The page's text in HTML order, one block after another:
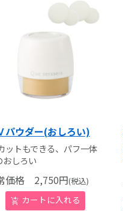
パウダー(おしろい)
ットもできる、パフ一体
おしろい
価格2,750円(税込)